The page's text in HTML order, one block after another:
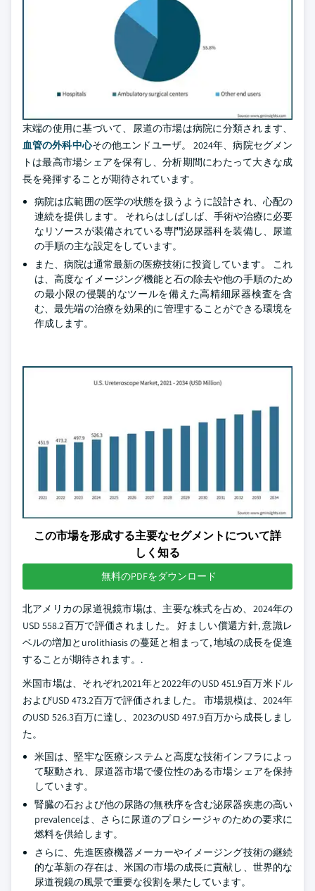
末端の使用に基づいて、尿道の市場は病院に分類されます、
血管の外科中心その他エンドユーザ。 2024年、病院セグメン
トは最高市場シェアを保有し、分析期間にわたって大きな成
長を発揮することが期待されています。
病院は広範囲の医学の状態を扱うように設計され、心配の
連続を提供します。 それらはしばしば、手術や治療に必要
なリソースが装備されている専門泌尿器科を装備し、尿道
の手順の主な設定をしています。
また、病院は通常最新の医療技術に投資しています。 これ
は、高度なイメージング機能と石の除去や他の手順のため
の最小限の侵襲的なツールを備えた高精細尿器検査を含
む、最先端の治療を効果的に管理することができる環境を
作成します。
この市場を形成する主要なセグメントについて詳
しく知る
無料のPDFをダウンロード
北アメリカの尿道視鏡市場は、主要な株式を占め、2024年の
USD 558.2百万で評価されました。 好ましい償還方針, 意識レ
ベルの増加とurolithiasis の蔓延と相まって, 地域の成長を促進
することが期待されます。.
米国市場は、それぞれ2021年と2022年のUSD 451.9百万米ドル
およびUSD 473.2百万で評価されました。 市場規模は、2024年
のUSD 526.3百万に達し、2023のUSD 497.9百万から成長しまし
た。
米国は、堅牢な医療システムと高度な技術インフラによっ
て駆動され、尿道器市場で優位性のある市場シェアを保持
しています。
腎臓の石および他の尿路の無秩序を含む泌尿器疾患の高い
prevalenceは、さらに尿道のプロシージャのための要求に
燃料を供給します。
さらに、先進医療機器メーカーやイメージング技術の継続
的な革新の存在は、米国の市場の成長に貢献し、世界的な
尿道視鏡の風景で重要な役割を果たしています。